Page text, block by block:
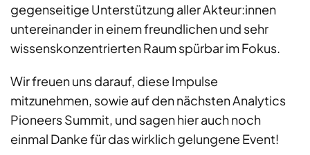
gegenseitige Unterstützung aller Akteur:innen
untereinander in einem freundlichen und sehr
wissenskonzentrierten Raum spürbar im Fokus.
Wir freuen uns darauf, diese Impulse
mitzunehmen, sowie auf den nächsten Analytics
Pioneers Summit, und sagen hier auch noch
einmal Danke für das wirklich gelungene Event!